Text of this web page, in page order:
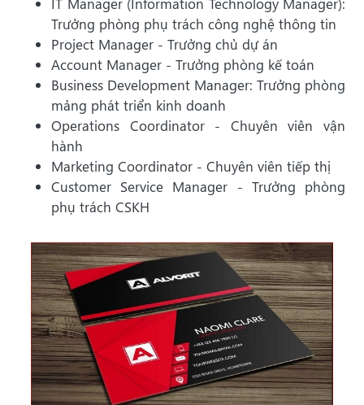
Trưởng phòng phụ trách công nghệ thông tin
Project Manager - Trưởng chủ dự án
Account Manager - Trưởng phòng kế toán
Business Development Manager: Trưởng phòng
mảng phát triển kinh doanh
Operations Coordinator - Chuyên viên vận
hành
Marketing Coordinator - Chuyên viên tiếp thị
Customer Service Manager - Trưởng phòng
phụ trách CSKH